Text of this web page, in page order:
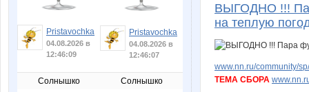
Pristavochka
04.08.2026 в
12:46:09
Pristavochka
04.08.2026 в
12:46:07
Солнышко Солнышко
ВЫГОДНО !!!
на теплую
www.nn.ru/community/
ТЕМА СБОРА